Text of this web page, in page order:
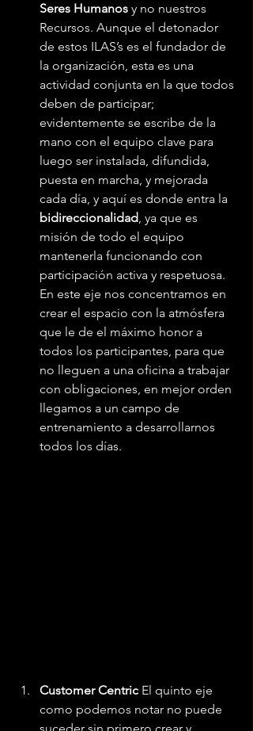
Seres Humanos y no nuestros
Recursos. Aunque el detonador
de estos ILAS’s es el fundador de
la organización, esta es una
actividad conjunta en la que todos
deben de participar;
evidentemente se escribe de la
mano con el equipo clave para
luego ser instalada, difundida,
puesta en marcha, y mejorada
cada día, y aquí es donde entra la
bidireccionalidad, ya que es
misión de todo el equipo
mantenerla funcionando con
participación activa y respetuosa.
En este eje nos concentramos en
crear el espacio con la atmósfera
que le de el máximo honor a
todos los participantes, para que
no lleguen a una oficina a trabajar
con obligaciones, en mejor orden
llegamos a un campo de
entrenamiento a desarrollarnos
todos los días.
Customer Centric El quinto eje
como podemos notar no puede